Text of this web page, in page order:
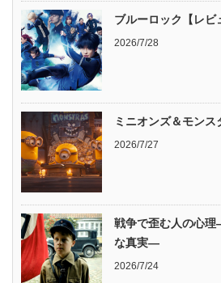
ブルーロック【レビ
2026/7/28
ミニオンズ＆モンス
2026/7/27
戦争で歪む人の心
な真実―
2026/7/24